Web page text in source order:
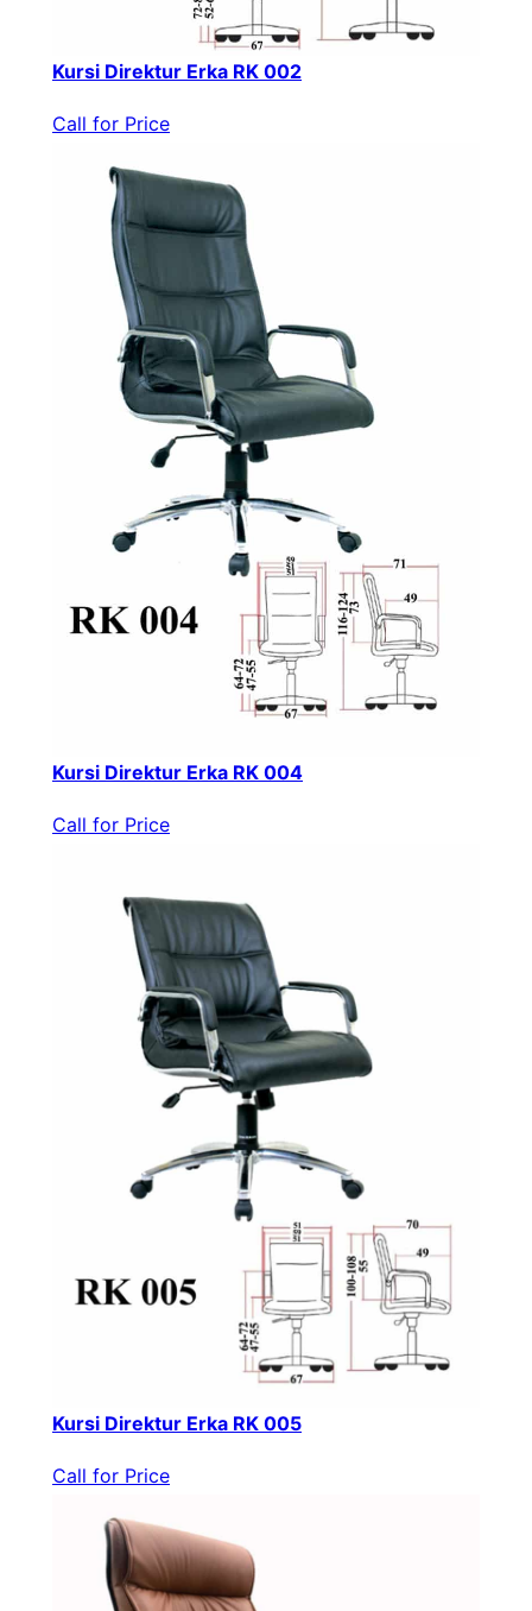
Kursi Direktur Erka RK 002
Call for Price
Kursi Direktur Erka RK 004
Call for Price
Kursi Direktur Erka RK 005
Call for Price